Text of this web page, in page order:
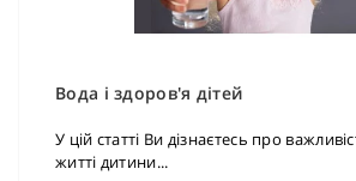
Вода і здоров'я дітей
У цій статті Ви дізнаєтесь про
житті дитини...